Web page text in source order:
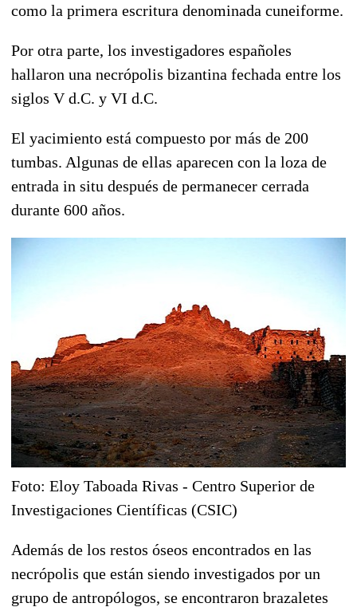
como la primera escritura denominada cuneiforme.
Por otra parte, los investigadores españoles
hallaron una necrópolis bizantina fechada entre los
siglos V d.C. y VI d.C.
El yacimiento está compuesto por más de 200
tumbas. Algunas de ellas aparecen con la loza de
entrada in situ después de permanecer cerrada
durante 600 años.
Foto: Eloy Taboada Rivas - Centro Superior de
Investigaciones Científicas (CSIC)
Además de los restos óseos encontrados en las
necrópolis que están siendo investigados por un
grupo de antropólogos, se encontraron brazaletes